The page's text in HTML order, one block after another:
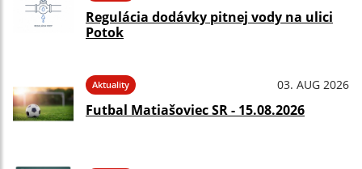
Regulácia dodávky pitnej vody na ulici
Potok
Aktuality 03. AUG 2026
Futbal Matiašoviec SR - 15.08.2026